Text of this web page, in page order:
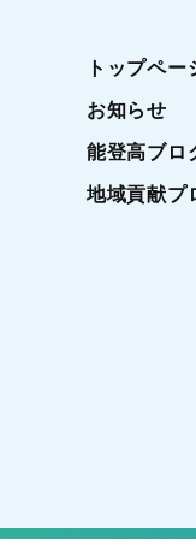
トップペー
お知らせ
能登高ブロ
地域貢献プ